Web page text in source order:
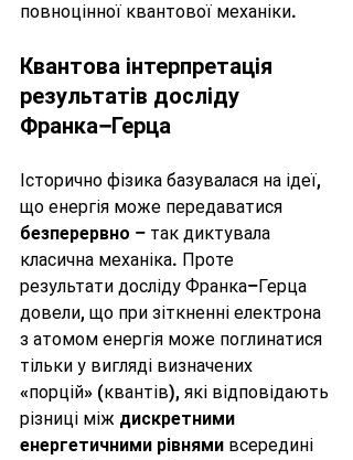
повноцінної квантової механіки.
Квантова інтерпретація
результатів досліду
Франка–Герца
Історично фізика базувалася на ідеї,
що енергія може передаватися
безперервно – так диктувала
класична механіка. Проте
результати досліду Франка–Герца
довели, що при зіткненні електрона
з атомом енергія може поглинатися
тільки у вигляді визначених
«порцій» (квантів), які відповідають
різниці між дискретними
енергетичними рівнями всередині